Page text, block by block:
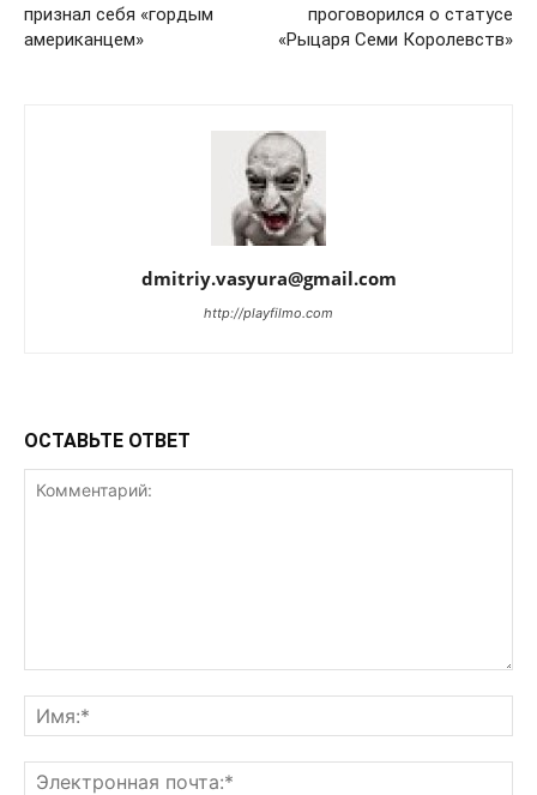
признал себя «гордым
американцем»
проговорился о статусе
«Рыцаря Семи Королевств»
dmitriy.vasyura@gmail.com
http://playfilmo.com
ОСТАВЬТЕ ОТВЕТ